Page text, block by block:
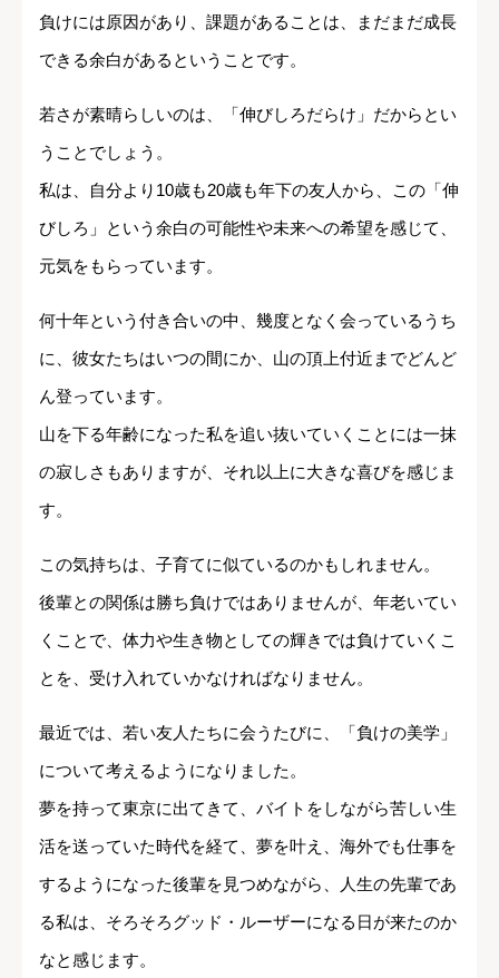
負けには原因があり、課題があることは、まだまだ成長
できる余白があるということです。
若さが素晴らしいのは、「伸びしろだらけ」だからとい
うことでしょう。
私は、自分より10歳も20歳も年下の友人から、この「伸
びしろ」という余白の可能性や未来への希望を感じて、
元気をもらっています。
何十年という付き合いの中、幾度となく会っているうち
に、彼女たちはいつの間にか、山の頂上付近までどんど
ん登っています。
山を下る年齢になった私を追い抜いていくことには一抹
の寂しさもありますが、それ以上に大きな喜びを感じま
す。
この気持ちは、子育てに似ているのかもしれません。
後輩との関係は勝ち負けではありませんが、年老いてい
くことで、体力や生き物としての輝きでは負けていくこ
とを、受け入れていかなければなりません。
最近では、若い友人たちに会うたびに、「負けの美学」
について考えるようになりました。
夢を持って東京に出てきて、バイトをしながら苦しい生
活を送っていた時代を経て、夢を叶え、海外でも仕事を
するようになった後輩を見つめながら、人生の先輩であ
る私は、そろそろグッド・ルーザーになる日が来たのか
なと感じます。